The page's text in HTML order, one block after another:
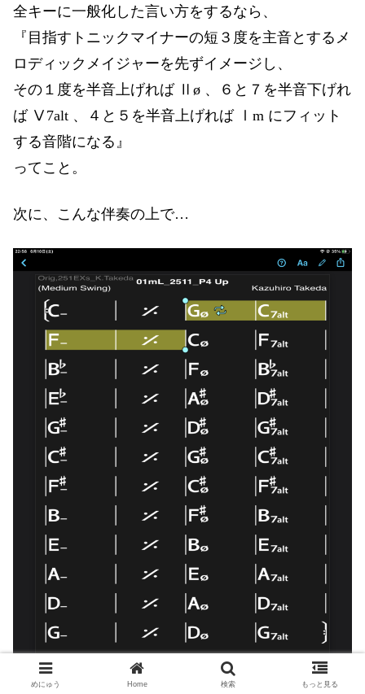
全キーに一般化した言い方をするなら、
『目指すトニックマイナーの短３度を主音とするメ
ロディックメイジャーを先ずイメージし、
その１度を半音上げれば Ⅱø 、６と７を半音下げれ
ば Ⅴ7alt 、４と５を半音上げれば Ⅰm にフィット
する音階になる』
ってこと。
次に、こんな伴奏の上で…
めにゅう Home 検索 もっと見る